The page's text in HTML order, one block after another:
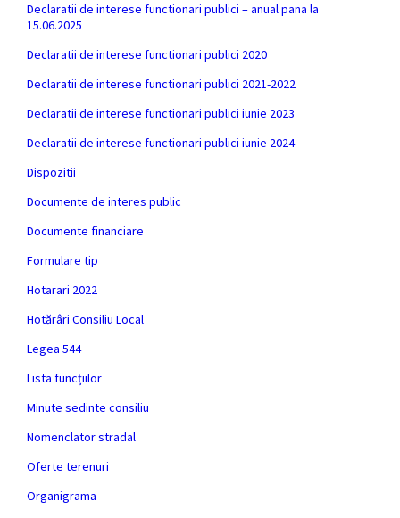
Declaratii de interese functionari publici – anual pana la
15.06.2025
Declaratii de interese functionari publici 2020
Declaratii de interese functionari publici 2021-2022
Declaratii de interese functionari publici iunie 2023
Declaratii de interese functionari publici iunie 2024
Dispozitii
Documente de interes public
Documente financiare
Formulare tip
Hotarari 2022
Hotărâri Consiliu Local
Legea 544
Lista funcțiilor
Minute sedinte consiliu
Nomenclator stradal
Oferte terenuri
Organigrama